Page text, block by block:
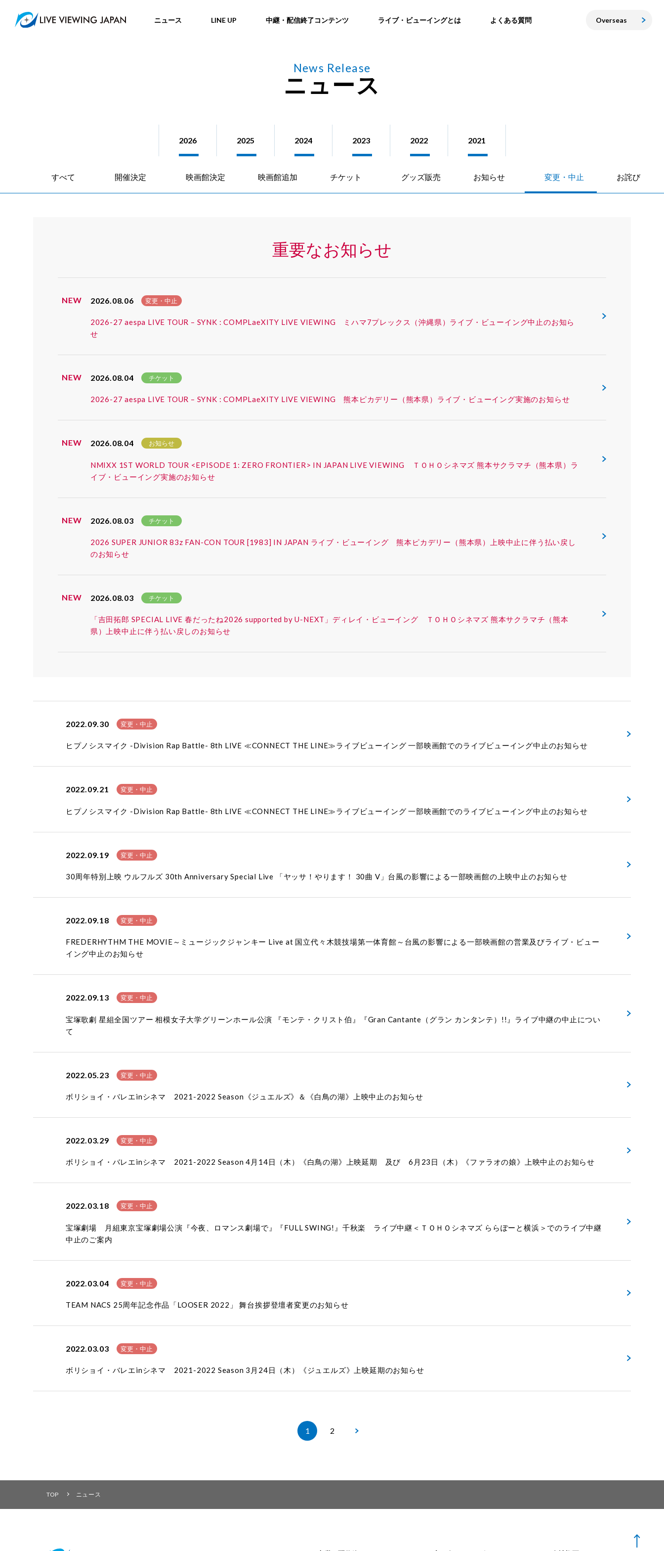
ニュース LINE UP 中継・配信終了コンテンツ ライブ・ビューイングとは よくある質問 Overseas
News Release
ニュース
2026 2025 2024 2023 2022 2021
すべて 開催決定 映画館決定 映画館追加 チケット グッズ販売 お知らせ 変更・中止 お詫び
重要なお知らせ
NEW 2026.08.06 変更・中止
2026-27 aespa LIVE TOUR – SYNK : COMPLaeXITY LIVE VIEWING ミハマ7プレックス（沖縄県）ライブ・ビューイング中止のお知ら
せ
NEW 2026.08.04 チケット
2026-27 aespa LIVE TOUR – SYNK : COMPLaeXITY LIVE VIEWING 熊本ピカデリー（熊本県）ライブ・ビューイング実施のお知らせ
NEW 2026.08.04 お知らせ
NMIXX 1ST WORLD TOUR <EPISODE 1: ZERO FRONTIER> IN JAPAN LIVE VIEWING ＴＯＨＯシネマズ 熊本サクラマチ（熊本県）ラ
イブ・ビューイング実施のお知らせ
NEW 2026.08.03 チケット
2026 SUPER JUNIOR 83z FAN-CON TOUR [1983] IN JAPAN ライブ・ビューイング 熊本ピカデリー（熊本県）上映中止に伴う払い戻し
のお知らせ
NEW 2026.08.03 チケット
「吉田拓郎 SPECIAL LIVE 春だったね2026 supported by U-NEXT」ディレイ・ビューイング ＴＯＨＯシネマズ 熊本サクラマチ（熊本
県）上映中止に伴う払い戻しのお知らせ
2022.09.30 変更・中止
ヒプノシスマイク -Division Rap Battle- 8th LIVE ≪CONNECT THE LINE≫ライブビューイング 一部映画館でのライブビューイング中止のお知らせ
2022.09.21 変更・中止
ヒプノシスマイク -Division Rap Battle- 8th LIVE ≪CONNECT THE LINE≫ライブビューイング 一部映画館でのライブビューイング中止のお知らせ
2022.09.19 変更・中止
30周年特別上映 ウルフルズ 30th Anniversary Special Live 「ヤッサ！やります！ 30曲 V」台風の影響による一部映画館の上映中止のお知らせ
2022.09.18 変更・中止
FREDERHYTHM THE MOVIE～ミュージックジャンキー Live at 国立代々木競技場第一体育館～台風の影響による一部映画館の営業及びライブ・ビュー
イング中止のお知らせ
2022.09.13 変更・中止
宝塚歌劇 星組全国ツアー 相模女子大学グリーンホール公演 『モンテ・クリスト伯』『Gran Cantante（グラン カンタンテ）!!』ライブ中継の中止につい
て
2022.05.23 変更・中止
ボリショイ・バレエinシネマ 2021-2022 Season《ジュエルズ》＆《白鳥の湖》上映中止のお知らせ
2022.03.29 変更・中止
ボリショイ・バレエinシネマ 2021-2022 Season 4月14日（木）《白鳥の湖》上映延期 及び 6月23日（木）《ファラオの娘》上映中止のお知らせ
2022.03.18 変更・中止
宝塚劇場 月組東京宝塚劇場公演『今夜、ロマンス劇場で』『FULL SWING!』千秋楽 ライブ中継＜ＴＯＨＯシネマズ ららぽーと横浜＞でのライブ中継
中止のご案内
2022.03.04 変更・中止
TEAM NACS 25周年記念作品「LOOSER 2022」 舞台挨拶登壇者変更のお知らせ
2022.03.03 変更・中止
ボリショイ・バレエinシネマ 2021-2022 Season 3月24日（木）《ジュエルズ》上映延期のお知らせ
1 2
TOP ニュース